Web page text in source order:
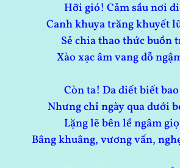
Hỡi gió! Cảm sầu nơi
Canh khuya trăng khuyết
Sẻ chia thao thức buồn
Xào xạc âm vang dỗ
Còn ta! Da diết biết
Nhưng chỉ ngày qua dưới
Lặng lẽ bên lề ngâm
Bâng khuâng, vương vấn,